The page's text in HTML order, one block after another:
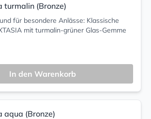
turmalin (Bronze)
für besondere Anlässe: Klassische
mit turmalin-grüner Glas-Gemme
In den Warenkorb
aqua (Bronze)